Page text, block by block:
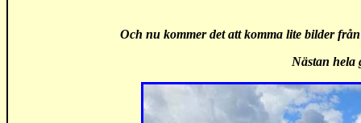
Och nu kommer det att komma lite bilder
Nästan hela